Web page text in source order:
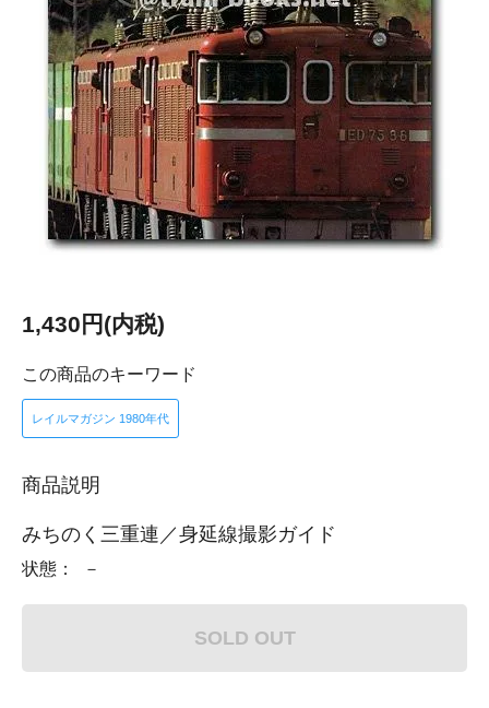
1,430円(内税)
この商品のキーワード
レイルマガジン 1980年代
商品説明
みちのく三重連／身延線撮影ガイド
状態： －
SOLD OUT